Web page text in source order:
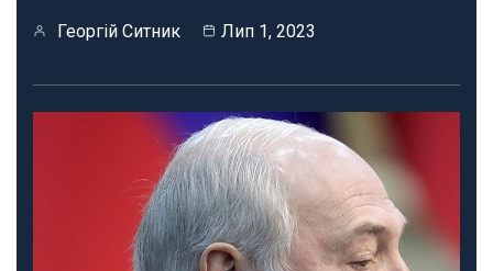
Георгій Ситник Лип 1, 2023